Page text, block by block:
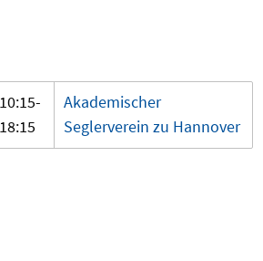
10:15-
18:15
Akademischer
Seglerverein zu Hannover